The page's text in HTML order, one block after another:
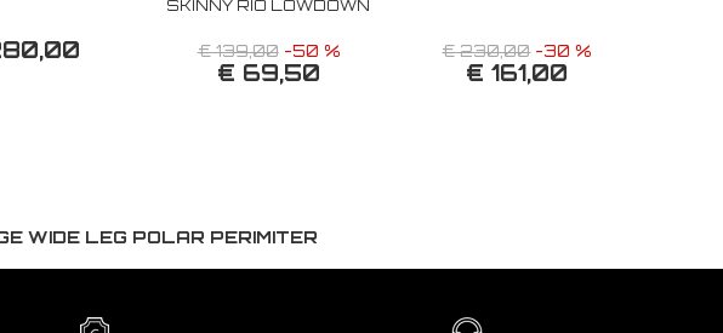
SKINNY RIO LOWDOWN
€ 139,00-50 %
€ 69,50
€ 230,00-30 %
€ 161,00
WIDE LEG POLAR PERIMITER